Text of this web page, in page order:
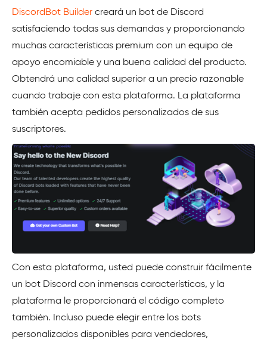
DiscordBot Builder creará un bot de Discord
satisfaciendo todas sus demandas y proporcionando
muchas características premium con un equipo de
apoyo encomiable y una buena calidad del producto.
Obtendrá una calidad superior a un precio razonable
cuando trabaje con esta plataforma. La plataforma
también acepta pedidos personalizados de sus
suscriptores.
Con esta plataforma, usted puede construir fácilmente
un bot Discord con inmensas características, y la
plataforma le proporcionará el código completo
también. Incluso puede elegir entre los bots
personalizados disponibles para vendedores,